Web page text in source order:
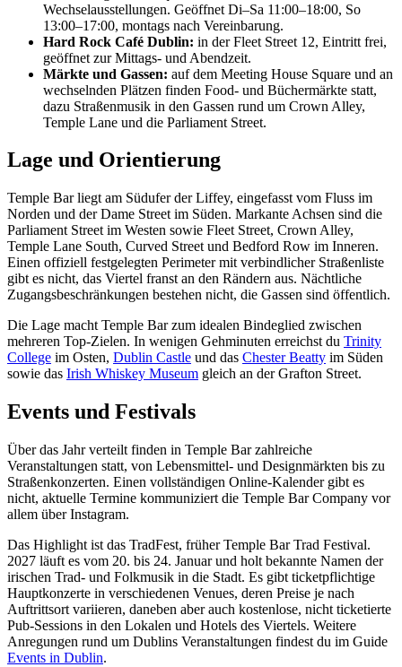
Wechselausstellungen. Geöffnet Di–Sa 11:00–18:00, So
13:00–17:00, montags nach Vereinbarung.
Hard Rock Café Dublin: in der Fleet Street 12, Eintritt frei,
geöffnet zur Mittags- und Abendzeit.
Märkte und Gassen: auf dem Meeting House Square und an
wechselnden Plätzen finden Food- und Büchermärkte statt,
dazu Straßenmusik in den Gassen rund um Crown Alley,
Temple Lane und die Parliament Street.
Lage und Orientierung
Temple Bar liegt am Südufer der Liffey, eingefasst vom Fluss im
Norden und der Dame Street im Süden. Markante Achsen sind die
Parliament Street im Westen sowie Fleet Street, Crown Alley,
Temple Lane South, Curved Street und Bedford Row im Inneren.
Einen offiziell festgelegten Perimeter mit verbindlicher Straßenliste
gibt es nicht, das Viertel franst an den Rändern aus. Nächtliche
Zugangsbeschränkungen bestehen nicht, die Gassen sind öffentlich.
Die Lage macht Temple Bar zum idealen Bindeglied zwischen
mehreren Top-Zielen. In wenigen Gehminuten erreichst du Trinity
College im Osten, Dublin Castle und das Chester Beatty im Süden
sowie das Irish Whiskey Museum gleich an der Grafton Street.
Events und Festivals
Über das Jahr verteilt finden in Temple Bar zahlreiche
Veranstaltungen statt, von Lebensmittel- und Designmärkten bis zu
Straßenkonzerten. Einen vollständigen Online-Kalender gibt es
nicht, aktuelle Termine kommuniziert die Temple Bar Company vor
allem über Instagram.
Das Highlight ist das TradFest, früher Temple Bar Trad Festival.
2027 läuft es vom 20. bis 24. Januar und holt bekannte Namen der
irischen Trad- und Folkmusik in die Stadt. Es gibt ticketpflichtige
Hauptkonzerte in verschiedenen Venues, deren Preise je nach
Auftrittsort variieren, daneben aber auch kostenlose, nicht ticketierte
Pub-Sessions in den Lokalen und Hotels des Viertels. Weitere
Anregungen rund um Dublins Veranstaltungen findest du im Guide
Events in Dublin.